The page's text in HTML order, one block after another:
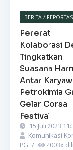
BERITA /
Pererat
Kolaborasi
Tingkatkan
Suasana
Antar
Petrokimia
Gelar Corsa
Festival
15 Juli 2023
Komunikasi
PG / 4003x